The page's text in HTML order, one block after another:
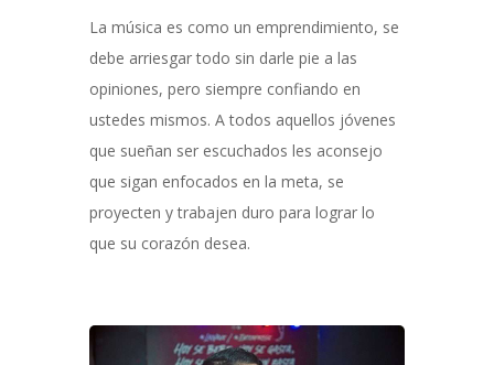
La música es como un emprendimiento, se
debe arriesgar todo sin darle pie a las
opiniones, pero siempre confiando en
ustedes mismos. A todos aquellos jóvenes
que sueñan ser escuchados les aconsejo
que sigan enfocados en la meta, se
proyecten y trabajen duro para lograr lo
que su corazón desea.